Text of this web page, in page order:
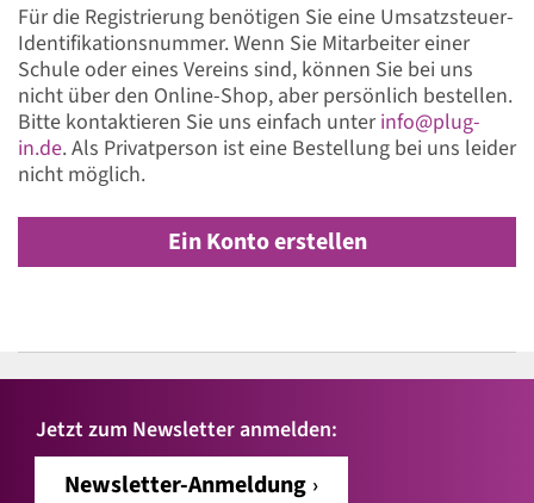
Für die Registrierung benötigen Sie eine Umsatzsteuer-
Identifikationsnummer. Wenn Sie Mitarbeiter einer
Schule oder eines Vereins sind, können Sie bei uns
nicht über den Online-Shop, aber persönlich bestellen.
Bitte kontaktieren Sie uns einfach unterinfo@plug-
in.de. Als Privatperson ist eine Bestellung bei uns leider
nicht möglich.
Ein Konto erstellen
Jetzt zum Newsletter anmelden:
Newsletter-Anmeldung